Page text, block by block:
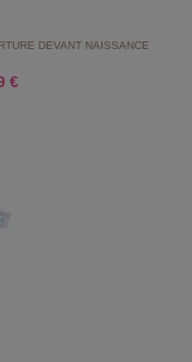
DEVANT NAISSANCE
€